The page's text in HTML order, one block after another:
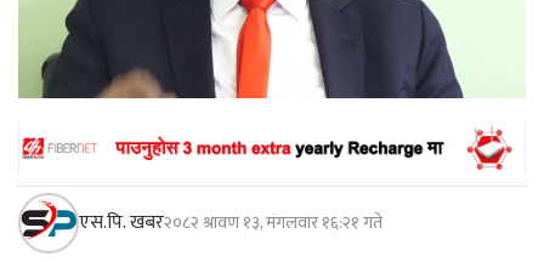
एस.पि. खबर२०८२ श्रावण १३, मंगलवार १६:२१ गते